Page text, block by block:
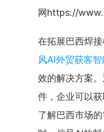
网https://
在拓展巴西焊接
风AI外贸获客
效的解决方案
件，企业可以获
了解巴西市场